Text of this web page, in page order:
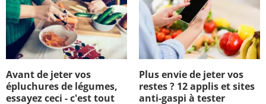
Avant de jeter vos
épluchures de légumes,
essayez ceci - c'est tout
Plus envie de jeter vos
restes ? 12 applis et sites
anti-gaspi à tester